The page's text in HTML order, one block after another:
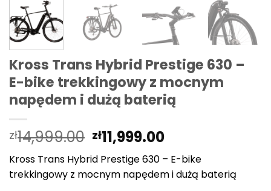
Kross Trans Hybrid Prestige 630 –
E-bike trekkingowy z mocnym
napędem i dużą baterią
zł14,999.00 Pierwotna
cena
wynosiła:
zł14,999.00.
zł11,999.00Aktualna
cena
wynosi:
zł11,999.00.
Kross Trans Hybrid Prestige 630 – E-bike
trekkingowy z mocnym napędem i dużą baterią